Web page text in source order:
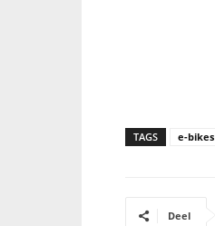
TAGS e-bikes
Deel